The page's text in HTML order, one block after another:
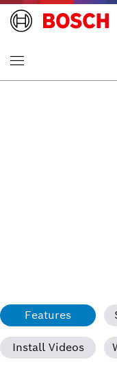
Features
Install Videos